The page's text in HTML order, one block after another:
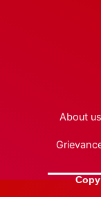
About us